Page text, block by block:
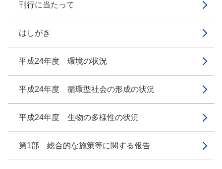
刊行に当たって
はしがき
平成24年度 環境の状況
平成24年度 循環型社会の形成の状況
平成24年度 生物の多様性の状況
第1部 総合的な施策等に関する報告